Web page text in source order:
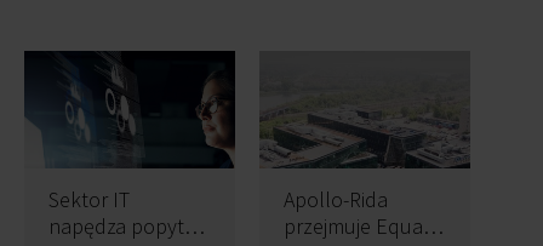
Sektor IT
napędza popyt
Apollo-Rida
przejmuje Equal